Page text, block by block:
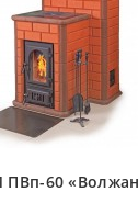
60